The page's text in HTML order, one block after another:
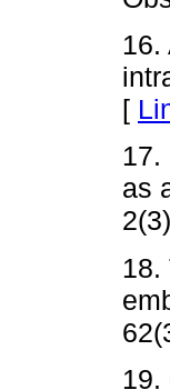
16.
[
17.
as
18.
19.